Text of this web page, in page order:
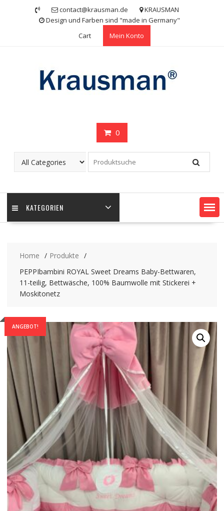
contact@krausman.de
KRAUSMAN
Design und Farben sind "made in Germany"
Cart
Mein Konto
0
KATEGORIEN
Home
Produkte
PEPPIbambini ROYAL Sweet Dreams Baby-Bettwaren,
11-teilig, Bettwäsche, 100% Baumwolle mit Stickerei +
Moskitonetz
ANGEBOT!